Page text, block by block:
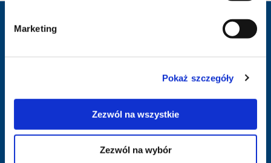
Marketing
Pokaż szczegóły
Zezwól na wszystkie
Zezwól na wybór
Infolinia i rezerwacja:
Oddziały i biura sprzedaży LogosTour: